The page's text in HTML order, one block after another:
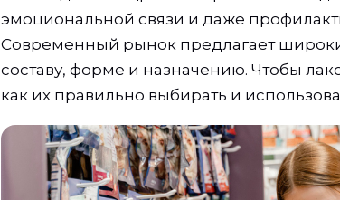
эмоциональной связи и даже
Современный рынок предлагает
составу, форме и назначению. Чтобы
как их правильно выбирать и